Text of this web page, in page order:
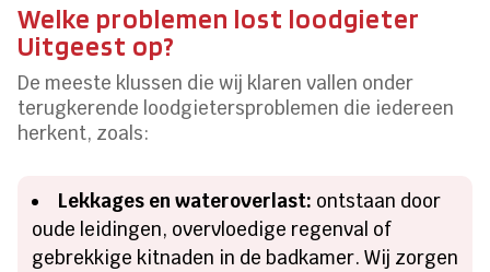
Welke problemen lost loodgieter
Uitgeest op?
De meeste klussen die wij klaren vallen onder
terugkerende loodgietersproblemen die iedereen
herkent, zoals:
Lekkages en wateroverlast: ontstaan door
oude leidingen, overvloedige regenval of
gebrekkige kitnaden in de badkamer. Wij zorgen